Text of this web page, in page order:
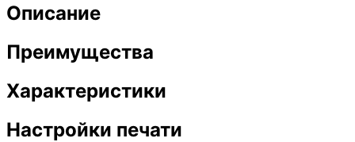
Описание
Преимущества
Характеристики
Настройки печати